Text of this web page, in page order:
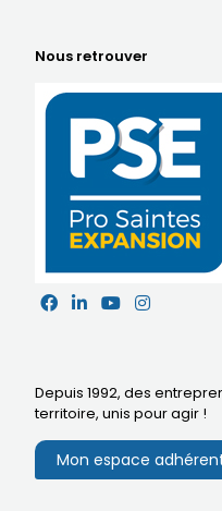
Nous retrouver
Depuis 1992, des
territoire, unis pour agir !
Mon espace